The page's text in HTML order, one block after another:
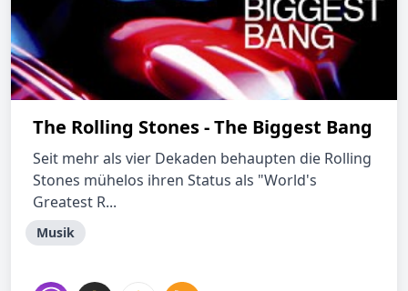
The Rolling Stones - The Biggest Bang
Seit mehr als vier Dekaden behaupten die Rolling
Stones mühelos ihren Status als "World's
Greatest R...
Musik